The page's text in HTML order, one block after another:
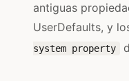
antiguas
UserDefaults, y
system property